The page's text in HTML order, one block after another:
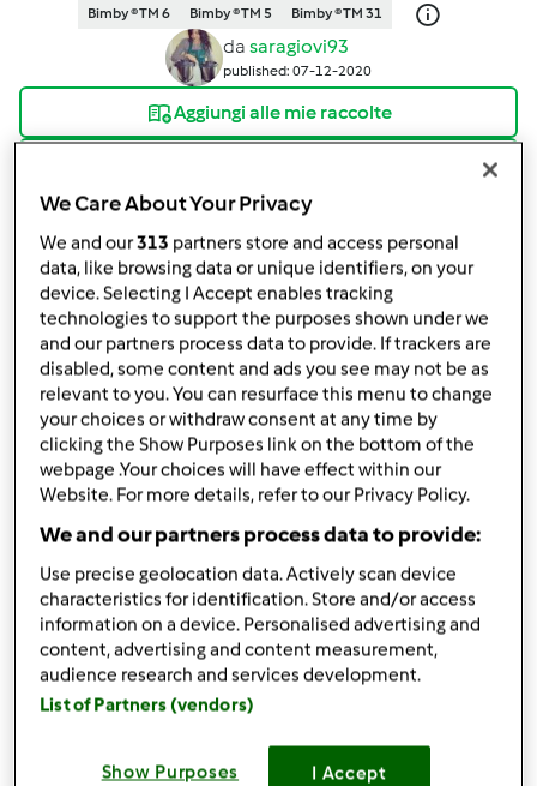
Bimby ® TM 6 Bimby ® TM 5 Bimby ® TM 31
da saragiovi93
published: 07-12-2020
Aggiungi alle mie raccolte
Crea variante
Ingredienti
Biscotti Natalizi Con Farina di Mais e
Mandorle (Senza Uova e Burro)
mandorle
50grammofarina di mais
35grammofecola di patate
35grammo farina tipo 2,oppure integrale
40grammo zucchero di canna
30grammoolio di semi di girasole
1cucchiainilievito per dolci
50 grammolatte
cucchiainiscorza limone
We Care About Your Privacy
We and our313 partners store and access personal
data, like browsing data or unique identifiers, on your
device. Selecting I Accept enables tracking
technologies to support the purposes shown under we
and our partners process data to provide. If trackers are
disabled, some content and ads you see may not be as
relevant to you. You can resurface this menu to change
your choices or withdraw consent at any time by
clicking the Show Purposes link on the bottom of the
webpage .Your choices will have effect within our
Website. For more details, refer to our Privacy Policy.
We and our partners process data to provide:
Use precise geolocation data. Actively scan device
characteristics for identification. Store and/or access
information on a device. Personalised advertising and
content, advertising and content measurement,
audience research and services development.
List of Partners (vendors)
Show Purposes I Accept